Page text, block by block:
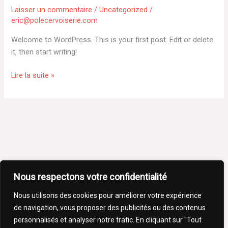
Nous respectons votre confidentialité
Nous utilisons des cookies pour améliorer votre expérience
de navigation, vous proposer des publicités ou des contenus
personnalisés et analyser notre trafic. En cliquant sur "Tout
Laisser un commentaire /Uncategorized /
eric@polecervoiserie.com
Welcome to WordPress. This is your first post. Edit or delete
it, then start writing!
Lire la suite »